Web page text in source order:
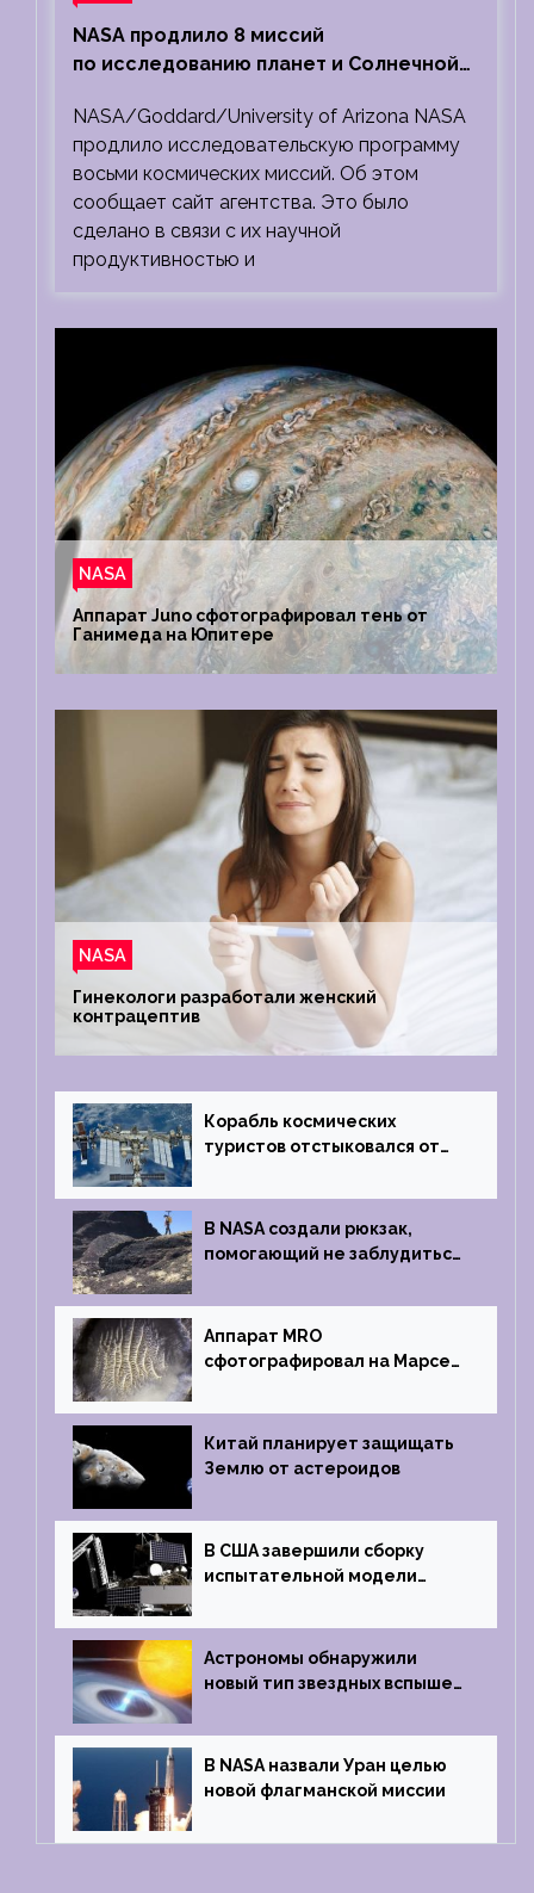
NASA продлило 8 миссий
по исследованию планет и Солнечной
NASA/Goddard/University of Arizona NASA
продлило исследовательскую программу
восьми космических миссий. Об этом
сообщает сайт агентства. Это было
сделано в связи с их научной
продуктивностью и
NASA
Аппарат Juno сфотографировал тень от
Ганимеда на Юпитере
NASA
Гинекологи разработали женский
контрацептив
Корабль космических
туристов отстыковался от
на Землю
В NASA создали рюкзак,
помогающий не заблудиться
Аппарат MRO
сфотографировал на Марсе
на отпечаток пальца
Китай планирует защищать
Землю от астероидов
В США завершили сборку
испытательной модели
Griffin
Астрономы обнаружили
новый тип звездных вспышек
В NASA назвали Уран целью
новой флагманской миссии